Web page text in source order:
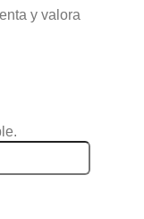
y valora